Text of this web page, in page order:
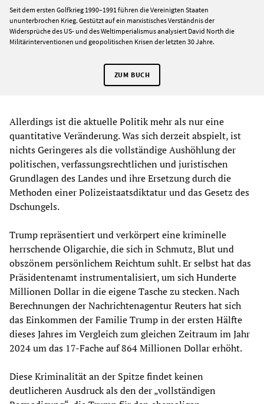
Seit dem ersten Golfkrieg 1990–1991 führen die Vereinigten Staaten
ununterbrochen Krieg. Gestützt auf ein marxistisches Verständnis der
Widersprüche des US- und des Weltimperialismus analysiert David North die
Militärinterventionen und geopolitischen Krisen der letzten 30 Jahre.
ZUM BUCH
Allerdings ist die aktuelle Politik mehr als nur eine
quantitative Veränderung. Was sich derzeit abspielt, ist
nichts Geringeres als die vollständige Aushöhlung der
politischen, verfassungsrechtlichen und juristischen
Grundlagen des Landes und ihre Ersetzung durch die
Methoden einer Polizeistaatsdiktatur und das Gesetz des
Dschungels.
Trump repräsentiert und verkörpert eine kriminelle
herrschende Oligarchie, die sich in Schmutz, Blut und
obszönem persönlichem Reichtum suhlt. Er selbst hat das
Präsidentenamt instrumentalisiert, um sich Hunderte
Millionen Dollar in die eigene Tasche zu stecken. Nach
Berechnungen der Nachrichtenagentur Reuters hat sich
das Einkommen der Familie Trump in der ersten Hälfte
dieses Jahres im Vergleich zum gleichen Zeitraum im Jahr
2024 um das 17-Fache auf 864 Millionen Dollar erhöht.
Diese Kriminalität an der Spitze findet keinen
deutlicheren Ausdruck als den der „vollständigen